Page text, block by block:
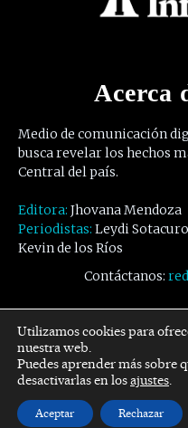
Acerca
Medio de comunicación
busca revelar los hechos
Central del país.
Editora: Jhovana Mendoza
Periodistas: Leydi
Kevin de los Ríos
Contáctanos:
Facebook
Utilizamos cookies para
nuestra web.
Puedes aprender más sobre
desactivarlas en losajustes.
Aceptar Rechazar